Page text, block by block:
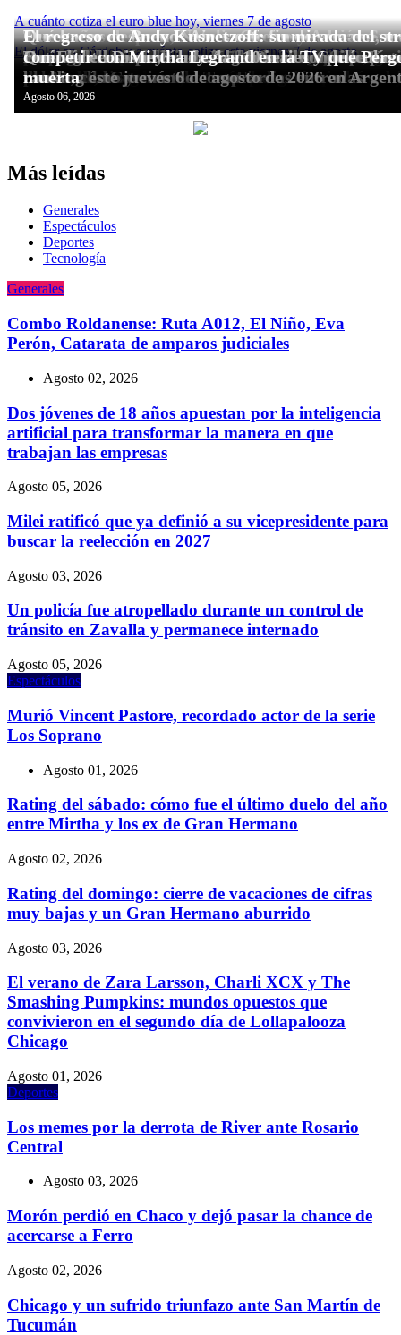
Más leídas
Generales
Espectáculos
Deportes
Tecnologí­a
Generales
Combo Roldanense: Ruta A012, El Niño, Eva
Perón, Catarata de amparos judiciales
Agosto 02, 2026
Dos jóvenes de 18 años apuestan por la inteligencia
artificial para transformar la manera en que
trabajan las empresas
Agosto 05, 2026
Milei ratificó que ya definió a su vicepresidente para
buscar la reelección en 2027
Agosto 03, 2026
Un policía fue atropellado durante un control de
tránsito en Zavalla y permanece internado
Agosto 05, 2026
Espectáculos
Murió Vincent Pastore, recordado actor de la serie
Los Soprano
Agosto 01, 2026
Rating del sábado: cómo fue el último duelo del año
entre Mirtha y los ex de Gran Hermano
Agosto 02, 2026
Rating del domingo: cierre de vacaciones de cifras
muy bajas y un Gran Hermano aburrido
Agosto 03, 2026
El verano de Zara Larsson, Charli XCX y The
Smashing Pumpkins: mundos opuestos que
convivieron en el segundo día de Lollapalooza
Chicago
Agosto 01, 2026
Deportes
Los memes por la derrota de River ante Rosario
Central
Agosto 03, 2026
Morón perdió en Chaco y dejó pasar la chance de
acercarse a Ferro
Agosto 02, 2026
Chicago y un sufrido triunfazo ante San Martín de
Tucumán